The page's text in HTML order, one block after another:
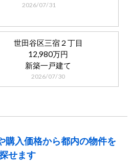
2026/07/31
世田谷区三宿２丁目
12,980万円
新築一戸建て
2026/07/30
購入価格から都内の物件を
せます